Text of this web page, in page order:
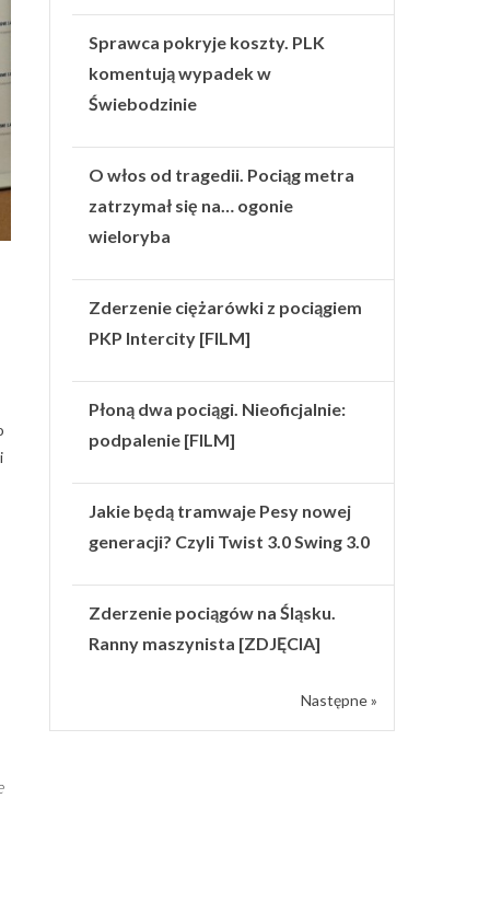
Sprawca pokryje koszty. PLK
komentują wypadek w
Świebodzinie
O włos od tragedii. Pociąg metra
zatrzymał się na… ogonie
wieloryba
Zderzenie ciężarówki z pociągiem
PKP Intercity [FILM]
Płoną dwa pociągi. Nieoficjalnie:
podpalenie [FILM]
Jakie będą tramwaje Pesy nowej
generacji? Czyli Twist 3.0 Swing 3.0
Zderzenie pociągów na Śląsku.
Ranny maszynista [ZDJĘCIA]
Następne »